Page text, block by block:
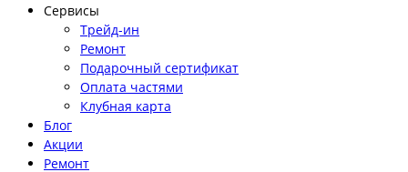
Сервисы
Трейд-ин
Ремонт
Подарочный сертификат
Оплата частями
Клубная карта
Блог
Акции
Ремонт